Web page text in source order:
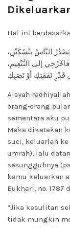
Hal ini
النَّاسُ بنُسُكَيْنِ،
إلى التَّنْعِيمِ،
Aisyah
orang-orang
sementara aku
Maka dikatakan
suci, keluarlah
umrah), lalu
sesungguhnya
kamu keluarkan
Bukhari, no. 1787
“Jika kesulitan
tidak mungkin